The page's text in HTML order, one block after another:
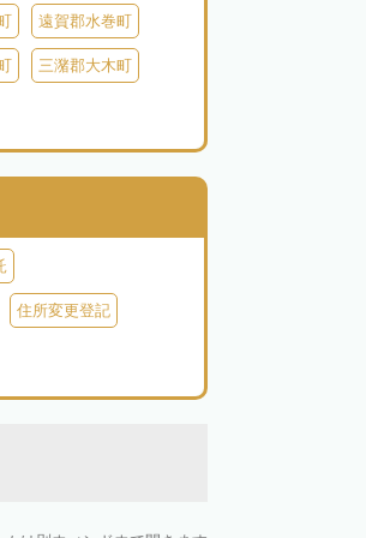
遠賀郡水巻町
三潴郡大木町
築上郡吉富町
住所変更登記